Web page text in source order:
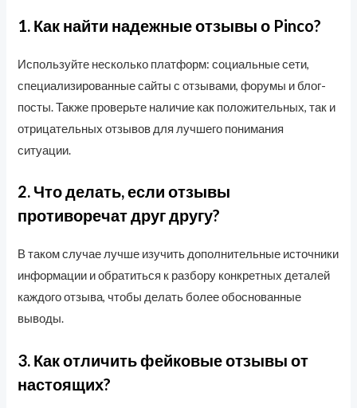
1. Как найти надежные отзывы о Pinco?
Используйте несколько платформ: социальные сети,
специализированные сайты с отзывами, форумы и блог-
посты. Также проверьте наличие как положительных, так и
отрицательных отзывов для лучшего понимания
ситуации.
2. Что делать, если отзывы
противоречат друг другу?
В таком случае лучше изучить дополнительные источники
информации и обратиться к разбору конкретных деталей
каждого отзыва, чтобы делать более обоснованные
выводы.
3. Как отличить фейковые отзывы от
настоящих?